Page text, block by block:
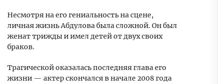
Несмотря на его гениальность на сцене,
личная жизнь Абдулова была сложной. Он был
женат трижды и имел детей от двух своих
браков.
Трагической оказалась последняя глава его
жизни — актер скончался в начале 2008 года